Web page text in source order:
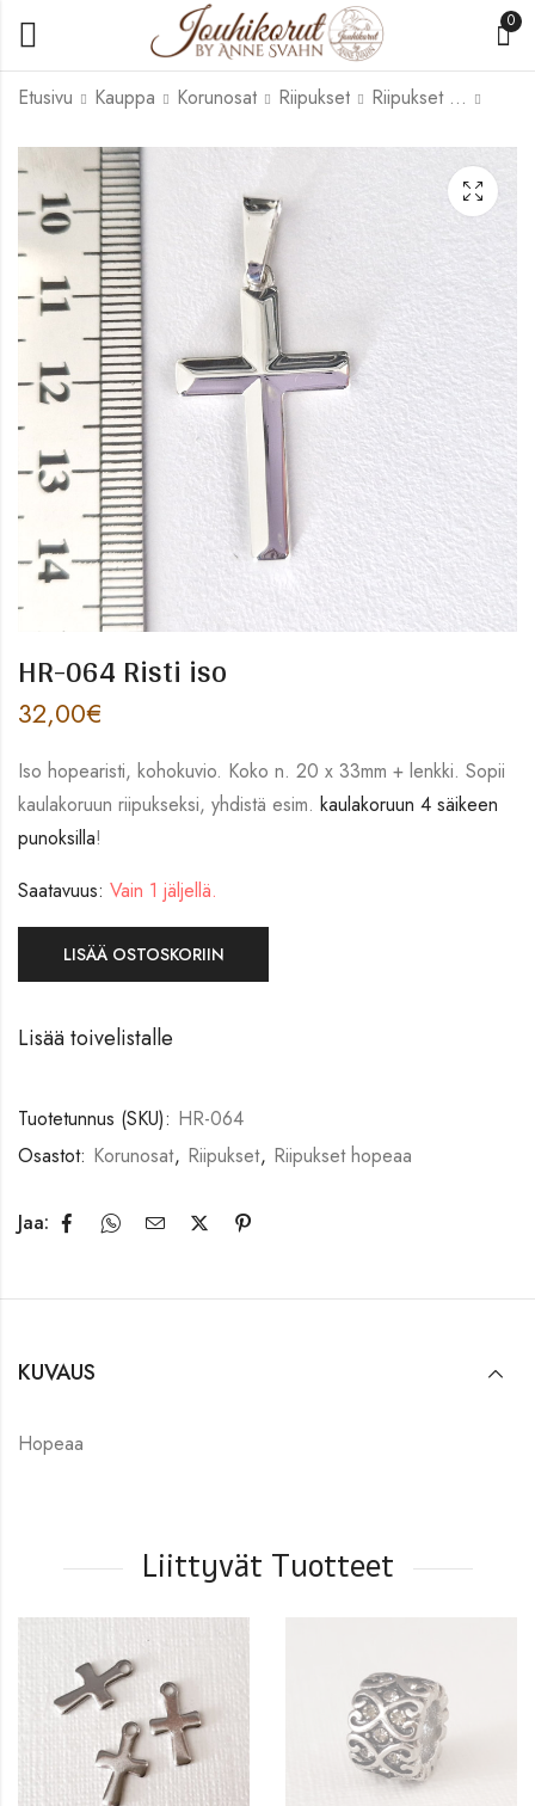
0
Etusivu Kauppa Korunosat Riipukset Riipukset hopeaa
HR-063 Risti muotoiltu
HH52 Helmi sydämet
HR-064 Risti iso
32,00€
Iso hopearisti, kohokuvio. Koko n. 20 x 33mm + lenkki. Sopii
kaulakoruun riipukseksi, yhdistä esim. kaulakoruun 4 säikeen
punoksilla!
Saatavuus: Vain 1 jäljellä.
LISÄÄ OSTOSKORIIN
Lisää toivelistalle
Tuotetunnus (SKU): HR-064
Osastot: Korunosat, Riipukset, Riipukset hopeaa
Jaa:
KUVAUS
Hopeaa
Liittyvät Tuotteet